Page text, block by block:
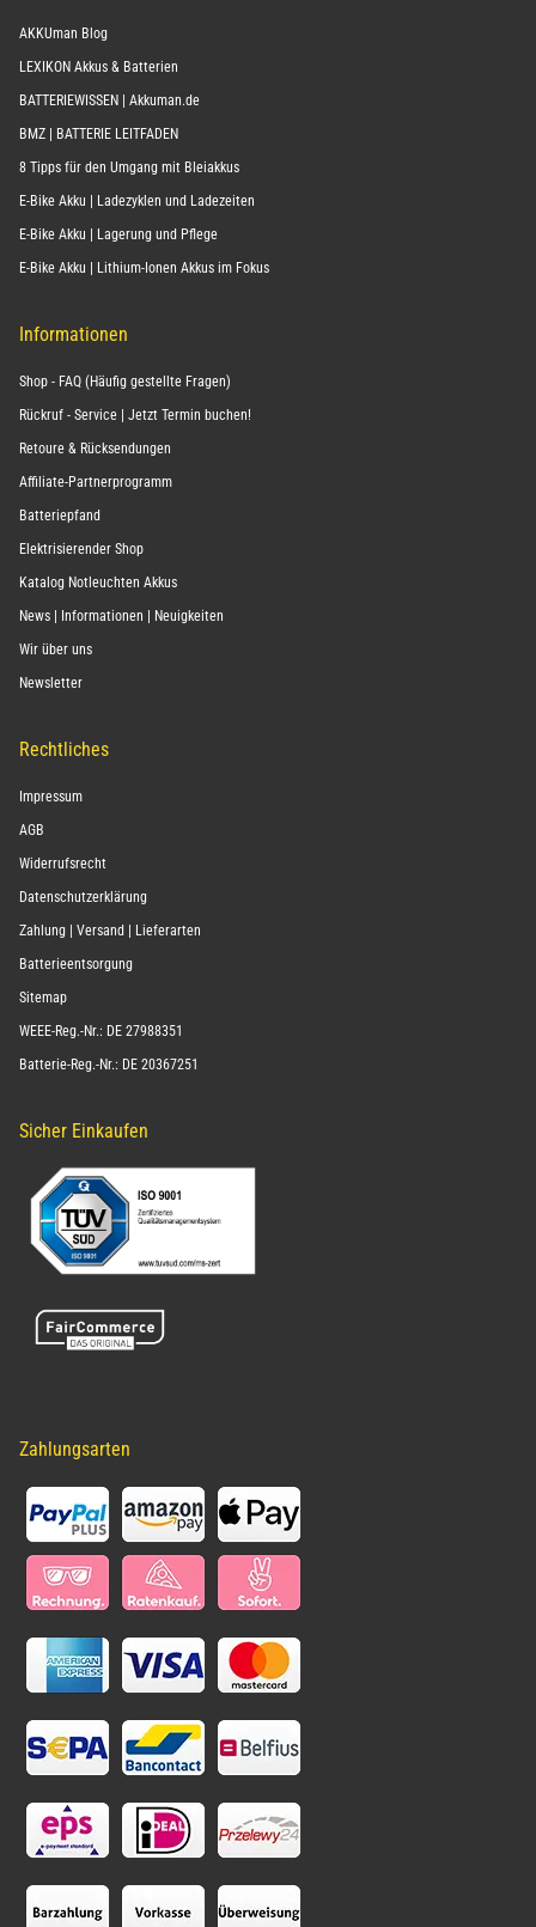
AKKUman Blog
LEXIKON Akkus & Batterien
BATTERIEWISSEN | Akkuman.de
BMZ | BATTERIE LEITFADEN
8 Tipps für den Umgang mit Bleiakkus
E-Bike Akku | Ladezyklen und Ladezeiten
E-Bike Akku | Lagerung und Pflege
E-Bike Akku | Lithium-Ionen Akkus im Fokus
Informationen
Shop - FAQ (Häufig gestellte Fragen)
Rückruf - Service | Jetzt Termin buchen!
Retoure & Rücksendungen
Affiliate-Partnerprogramm
Batteriepfand
Elektrisierender Shop
Katalog Notleuchten Akkus
News | Informationen | Neuigkeiten
Wir über uns
Newsletter
Rechtliches
Impressum
AGB
Widerrufsrecht
Datenschutzerklärung
Zahlung | Versand | Lieferarten
Batterieentsorgung
Sitemap
WEEE-Reg.-Nr.: DE 27988351
Batterie-Reg.-Nr.: DE 20367251
Sicher Einkaufen
Zahlungsarten